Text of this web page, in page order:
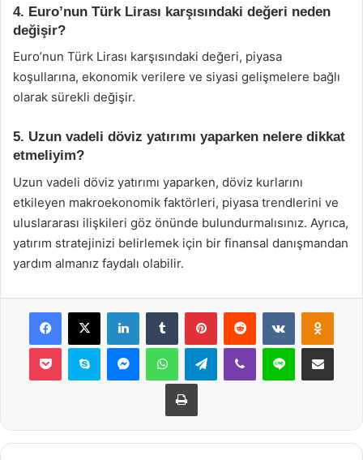
4. Euro’nun Türk Lirası karşısındaki değeri neden
değişir?
Euro’nun Türk Lirası karşısındaki değeri, piyasa
koşullarına, ekonomik verilere ve siyasi gelişmelere bağlı
olarak sürekli değişir.
5. Uzun vadeli döviz yatırımı yaparken nelere dikkat
etmeliyim?
Uzun vadeli döviz yatırımı yaparken, döviz kurlarını
etkileyen makroekonomik faktörleri, piyasa trendlerini ve
uluslararası ilişkileri göz önünde bulundurmalısınız. Ayrıca,
yatırım stratejinizi belirlemek için bir finansal danışmandan
yardım almanız faydalı olabilir.
Facebook
X LinkedInTumblr PinterestReddit VKontakte
Pocket Skype MessengerWhatsAppTelegramViber Line E-Posta ile
Yazdır